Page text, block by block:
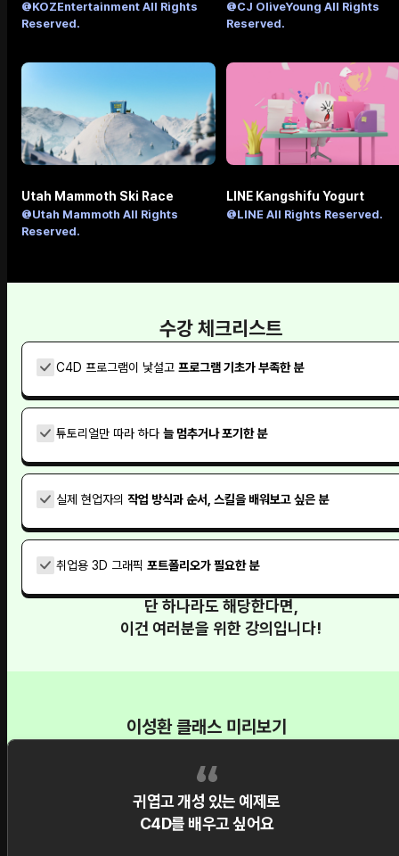
@KOZEntertainment All Rights
Reserved.
@CJ OliveYoung All Rights
Reserved.
Utah Mammoth Ski Race
@Utah Mammoth All Rights
Reserved.
LINE Kangshifu Yogurt
@LINE All Rights Reserved.
수강 체크리스트
C4D 프로그램이 낯설고 프로그램 기초가 부족한 분
튜토리얼만 따라 하다 늘 멈추거나 포기한 분
실제 현업자의 작업 방식과 순서, 스킬을 배워보고 싶은 분
취업용 3D 그래픽 포트폴리오가 필요한 분
단 하나라도 해당한다면,
이건 여러분을 위한 강의입니다!
이성환 클래스 미리보기
귀엽고 개성 있는 예제로
C4D를 배우고 싶어요